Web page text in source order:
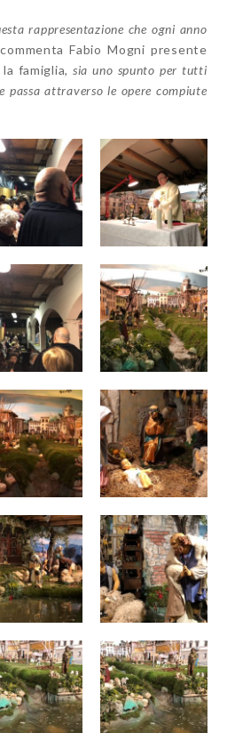
rappresentazione che ogni anno
commenta Fabio Mogni presente
famiglia, sia uno spunto per tutti
passa attraverso le opere compiute